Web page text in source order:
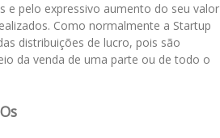
e pelo expressivo aumento do seu valor
Como normalmente a Startup
distribuições de lucro, pois são
da venda de uma parte ou de todo o